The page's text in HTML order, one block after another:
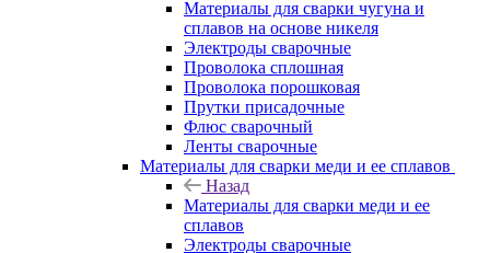
Материалы для сварки чугуна и
сплавов на основе никеля
Электроды сварочные
Проволока сплошная
Проволока порошковая
Прутки присадочные
Флюс сварочный
Ленты сварочные
Материалы для сварки меди и ее сплавов
Назад
Материалы для сварки меди и ее
сплавов
Электроды сварочные